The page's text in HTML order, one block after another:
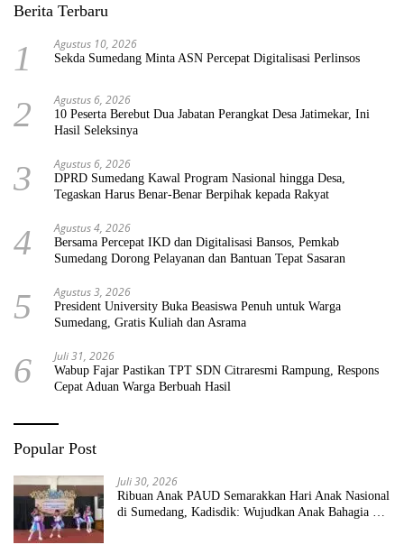
Berita Terbaru
1 Agustus 10, 2026
Sekda Sumedang Minta ASN Percepat Digitalisasi Perlinsos
2 Agustus 6, 2026
10 Peserta Berebut Dua Jabatan Perangkat Desa Jatimekar, Ini
Hasil Seleksinya
3 Agustus 6, 2026
DPRD Sumedang Kawal Program Nasional hingga Desa,
Tegaskan Harus Benar-Benar Berpihak kepada Rakyat
4 Agustus 4, 2026
Bersama Percepat IKD dan Digitalisasi Bansos, Pemkab
Sumedang Dorong Pelayanan dan Bantuan Tepat Sasaran
5 Agustus 3, 2026
President University Buka Beasiswa Penuh untuk Warga
Sumedang, Gratis Kuliah dan Asrama
6 Juli 31, 2026
Wabup Fajar Pastikan TPT SDN Citraresmi Rampung, Respons
Cepat Aduan Warga Berbuah Hasil
Popular Post
Juli 30, 2026
Ribuan Anak PAUD Semarakkan Hari Anak Nasional
di Sumedang, Kadisdik: Wujudkan Anak Bahagia dan